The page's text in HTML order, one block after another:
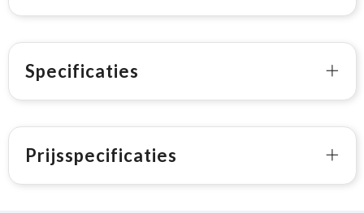
Specificaties
Prijsspecificaties